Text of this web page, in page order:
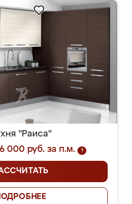
"Раиса"
000 руб. за п.м.
?